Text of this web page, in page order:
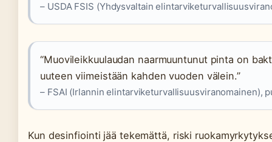
– USDA FSIS (Yhdysvaltain
“Muovileikkuulaudan naarmuuntunut pinta on
uuteen viimeistään kahden vuoden välein.”
– FSAI (Irlannin elintarviketurvallisuusviranomainen),
Kun desinfiointi jää tekemättä, riski